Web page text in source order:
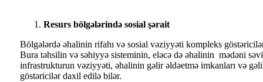
Resurs bölgələrində sosial şərait
Bölgələrdə əhalinin rifahı və sosial vəziyyəti kompleks
Bura təhsilin və səhiyyə sisteminin, eləcə də əhalinin mədəni
infrastrukturun vəziyyəti, əhalinin gəlir əldəetmə imkanları və
göstəricilər daxil edilə bilər.